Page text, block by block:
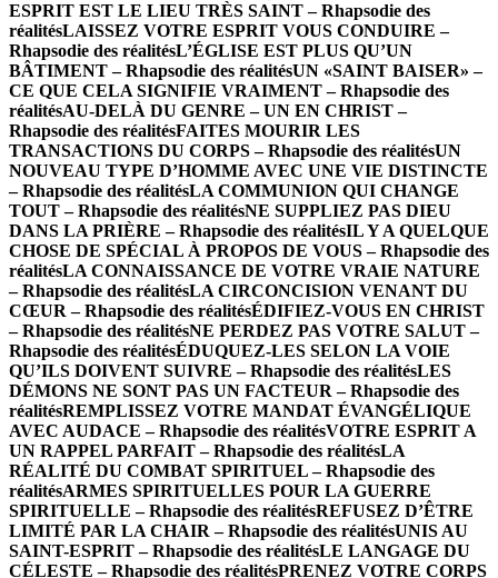
ESPRIT EST LE LIEU TRÈS SAINT – Rhapsodie des
réalitésLAISSEZ VOTRE ESPRIT VOUS CONDUIRE –
Rhapsodie des réalitésL’ÉGLISE EST PLUS QU’UN
BÂTIMENT – Rhapsodie des réalitésUN «SAINT BAISER» –
CE QUE CELA SIGNIFIE VRAIMENT – Rhapsodie des
réalitésAU-DELÀ DU GENRE – UN EN CHRIST –
Rhapsodie des réalitésFAITES MOURIR LES
TRANSACTIONS DU CORPS – Rhapsodie des réalitésUN
NOUVEAU TYPE D’HOMME AVEC UNE VIE DISTINCTE
– Rhapsodie des réalitésLA COMMUNION QUI CHANGE
TOUT – Rhapsodie des réalitésNE SUPPLIEZ PAS DIEU
DANS LA PRIÈRE – Rhapsodie des réalitésIL Y A QUELQUE
CHOSE DE SPÉCIAL À PROPOS DE VOUS – Rhapsodie des
réalitésLA CONNAISSANCE DE VOTRE VRAIE NATURE
– Rhapsodie des réalitésLA CIRCONCISION VENANT DU
CŒUR – Rhapsodie des réalitésÉDIFIEZ-VOUS EN CHRIST
– Rhapsodie des réalitésNE PERDEZ PAS VOTRE SALUT –
Rhapsodie des réalitésÉDUQUEZ-LES SELON LA VOIE
QU’ILS DOIVENT SUIVRE – Rhapsodie des réalitésLES
DÉMONS NE SONT PAS UN FACTEUR – Rhapsodie des
réalitésREMPLISSEZ VOTRE MANDAT ÉVANGÉLIQUE
AVEC AUDACE – Rhapsodie des réalitésVOTRE ESPRIT A
UN RAPPEL PARFAIT – Rhapsodie des réalitésLA
RÉALITÉ DU COMBAT SPIRITUEL – Rhapsodie des
réalitésARMES SPIRITUELLES POUR LA GUERRE
SPIRITUELLE – Rhapsodie des réalitésREFUSEZ D’ÊTRE
LIMITÉ PAR LA CHAIR – Rhapsodie des réalitésUNIS AU
SAINT-ESPRIT – Rhapsodie des réalitésLE LANGAGE DU
CÉLESTE – Rhapsodie des réalitésPRENEZ VOTRE CORPS